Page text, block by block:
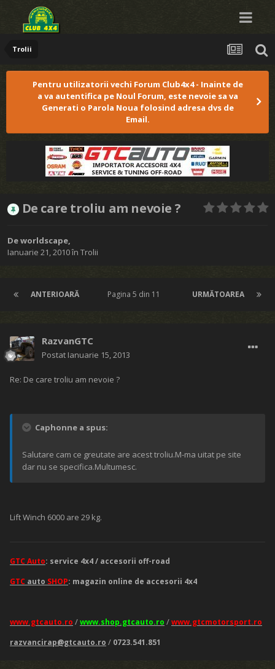
Trolii
Pentru utilizatorii vechi Forum Club4x4 - Inainte de
a va autentifica pe Noul Forum, este nevoie sa va
Generati o Parola Noua folosind adresa dvs de
Email.
De care troliu am nevoie ?
Deworldscape,
Ianuarie 21, 2010în Trolii
ANTERIOARĂ URMĂTOAREA
Pagina 5 din 11
RazvanGTC
Postat Ianuarie 15, 2013
Re: De care troliu am nevoie ?
Caphonne a spus:
Salutare cam ce greutate are acest troliu.M-ma uitat pe site
dar nu se specifica.Multumesc.
Lift Winch 6000 are 29 kg.
GTC Auto: service 4x4 / accesorii off-road
GTC auto SHOP: magazin online de accesorii 4x4
www.gtcauto.ro /www.shop.gtcauto.ro /www.gtcmotorsport.ro
razvancirap@gtcauto.ro / 0723.541.851